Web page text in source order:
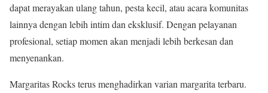
dapat merayakan ulang tahun, pesta kecil, atau acara komunitas
lainnya dengan lebih intim dan eksklusif. Dengan pelayanan
profesional, setiap momen akan menjadi lebih berkesan dan
menyenankan.
Margaritas Rocks terus menghadirkan varian margarita terbaru.